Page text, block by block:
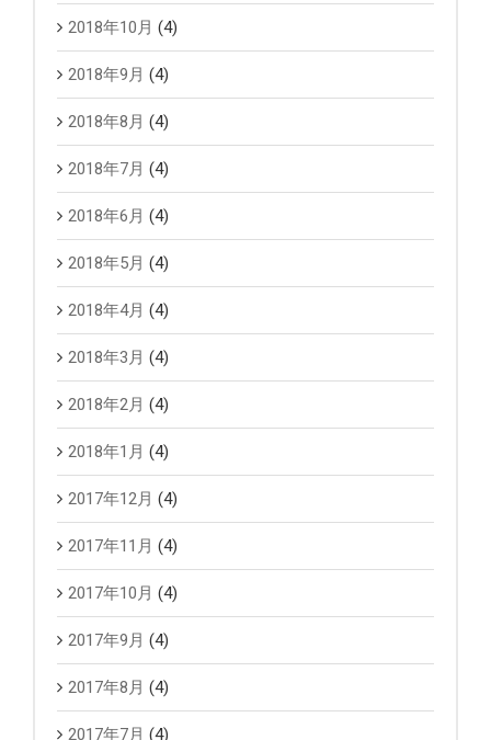
2018年10月 (4)
2018年9月 (4)
2018年8月 (4)
2018年7月 (4)
2018年6月 (4)
2018年5月 (4)
2018年4月 (4)
2018年3月 (4)
2018年2月 (4)
2018年1月 (4)
2017年12月 (4)
2017年11月 (4)
2017年10月 (4)
2017年9月 (4)
2017年8月 (4)
2017年7月 (4)